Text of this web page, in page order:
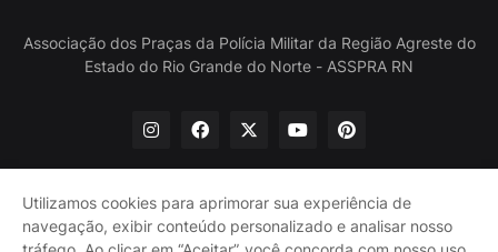
Associação dos Praças da Polícia Militar da Região Agreste do
Estado do Rio Grande do Norte - ASSPRA RN
Início Quem Somos Política de Privacidade
Utilizamos cookies para aprimorar sua experiência de
navegação, exibir conteúdo personalizado e analisar nosso